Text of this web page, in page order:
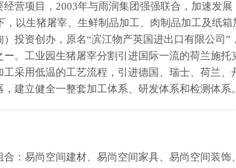
营项目，2003年与雨润集团强强联合，加速发展
以生猪屠宰、生鲜制品加工、肉制品加工及纸箱
投资创办，原名“滨江物产英国进出口有限公司”，
。工业园生猪屠宰分割引进国际一流的荷兰施托
采用低温的工艺流程，引进德国、瑞士、荷兰、
建立健全一整套加工体系、研发体系和检测体系。
：易尚空间建材、易尚空间家具、易尚空间装饰、